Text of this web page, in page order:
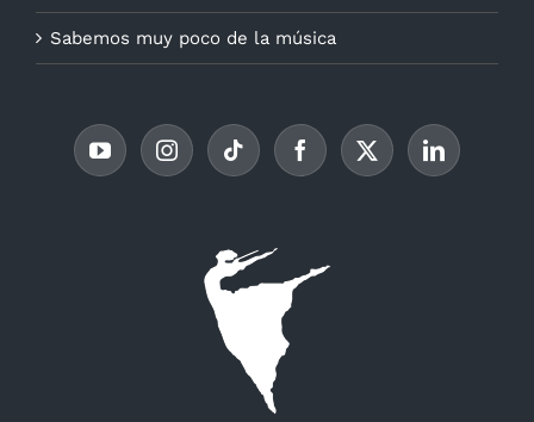
Sabemos muy poco de la música